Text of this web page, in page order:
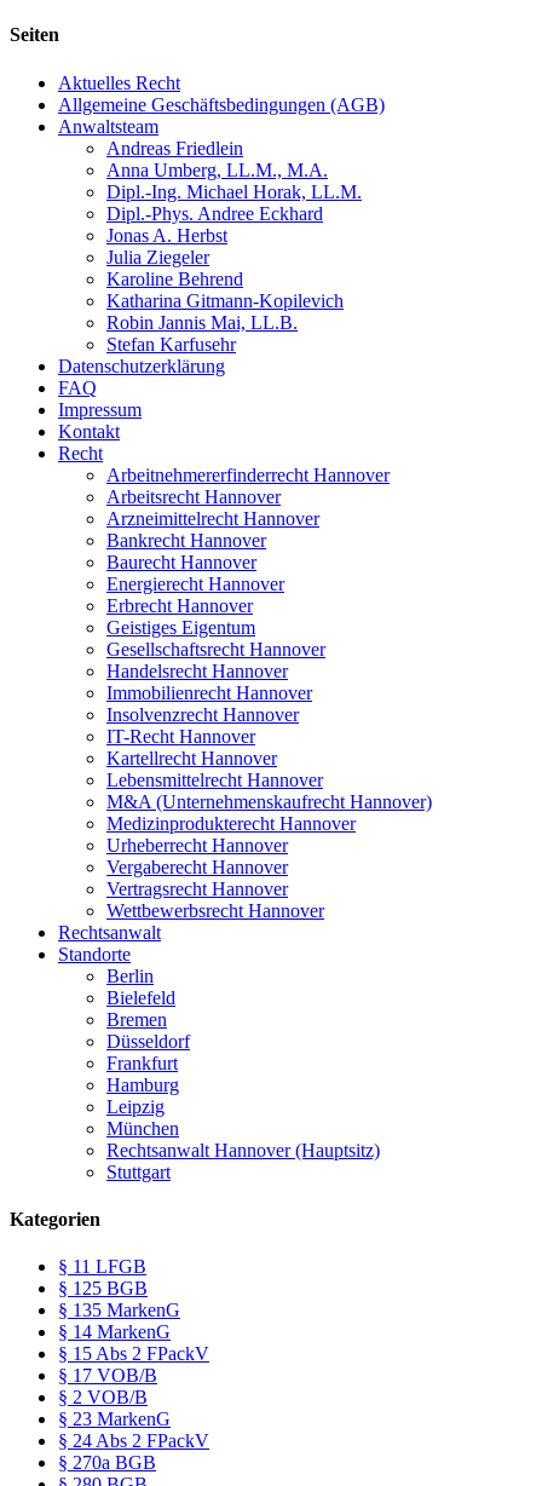
Seiten
Aktuelles Recht
Allgemeine Geschäftsbedingungen (AGB)
Anwaltsteam
Andreas Friedlein
Anna Umberg, LL.M., M.A.
Dipl.-Ing. Michael Horak, LL.M.
Dipl.-Phys. Andree Eckhard
Jonas A. Herbst
Julia Ziegeler
Karoline Behrend
Katharina Gitmann-Kopilevich
Robin Jannis Mai, LL.B.
Stefan Karfusehr
Datenschutzerklärung
FAQ
Impressum
Kontakt
Recht
Arbeitnehmererfinderrecht Hannover
Arbeitsrecht Hannover
Arzneimittelrecht Hannover
Bankrecht Hannover
Baurecht Hannover
Energierecht Hannover
Erbrecht Hannover
Geistiges Eigentum
Gesellschaftsrecht Hannover
Handelsrecht Hannover
Immobilienrecht Hannover
Insolvenzrecht Hannover
IT-Recht Hannover
Kartellrecht Hannover
Lebensmittelrecht Hannover
M&A (Unternehmenskaufrecht Hannover)
Medizinprodukterecht Hannover
Urheberrecht Hannover
Vergaberecht Hannover
Vertragsrecht Hannover
Wettbewerbsrecht Hannover
Rechtsanwalt
Standorte
Berlin
Bielefeld
Bremen
Düsseldorf
Frankfurt
Hamburg
Leipzig
München
Rechtsanwalt Hannover (Hauptsitz)
Stuttgart
Kategorien
§ 11 LFGB
§ 125 BGB
§ 135 MarkenG
§ 14 MarkenG
§ 15 Abs 2 FPackV
§ 17 VOB/B
§ 2 VOB/B
§ 23 MarkenG
§ 24 Abs 2 FPackV
§ 270a BGB